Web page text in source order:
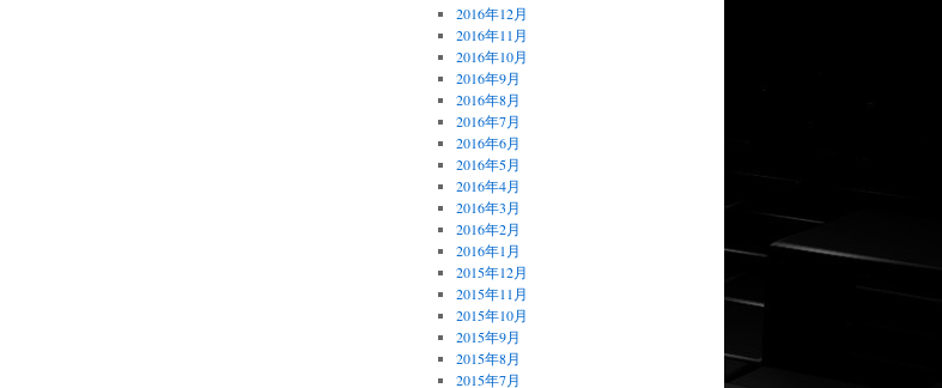
2016年12月
2016年11月
2016年10月
2016年9月
2016年8月
2016年7月
2016年6月
2016年5月
2016年4月
2016年3月
2016年2月
2016年1月
2015年12月
2015年11月
2015年10月
2015年9月
2015年8月
2015年7月